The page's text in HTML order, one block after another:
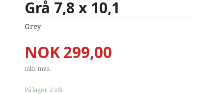
Grå 7,8 x 10,1
Grey
Pris
NOK299,00
inkl. mva.
På lager: 2 stk.